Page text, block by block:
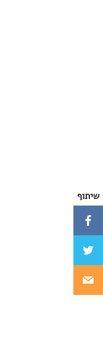
שיתוף